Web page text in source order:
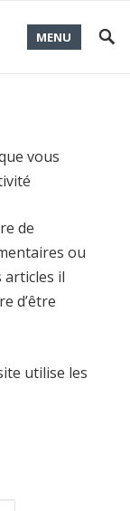
MENU
vous
de
ou
articles il
d’être
utilise les